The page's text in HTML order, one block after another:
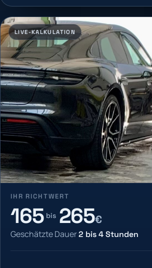
LIVE-KALKULATION
IHR RICHTWERT
165 bis 265€
Geschätzte Dauer2 bis4Stunden